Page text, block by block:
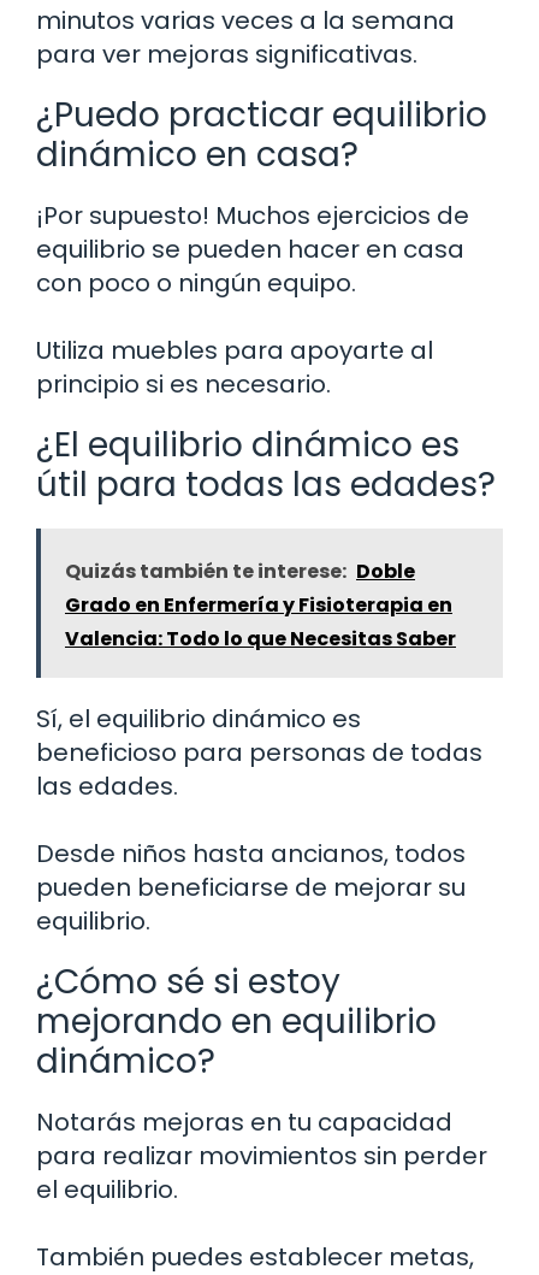
minutos varias veces a la semana
para ver mejoras significativas.
¿Puedo practicar equilibrio
dinámico en casa?
¡Por supuesto! Muchos ejercicios de
equilibrio se pueden hacer en casa
con poco o ningún equipo.
Utiliza muebles para apoyarte al
principio si es necesario.
¿El equilibrio dinámico es
útil para todas las edades?
Quizás también te interese: Doble
Grado en Enfermería y Fisioterapia en
Valencia: Todo lo que Necesitas Saber
Sí, el equilibrio dinámico es
beneficioso para personas de todas
las edades.
Desde niños hasta ancianos, todos
pueden beneficiarse de mejorar su
equilibrio.
¿Cómo sé si estoy
mejorando en equilibrio
dinámico?
Notarás mejoras en tu capacidad
para realizar movimientos sin perder
el equilibrio.
También puedes establecer metas,